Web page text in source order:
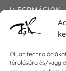
Olyan
tárolására és/vagy
INFORMÁCIÓK
Általános
Impresszum